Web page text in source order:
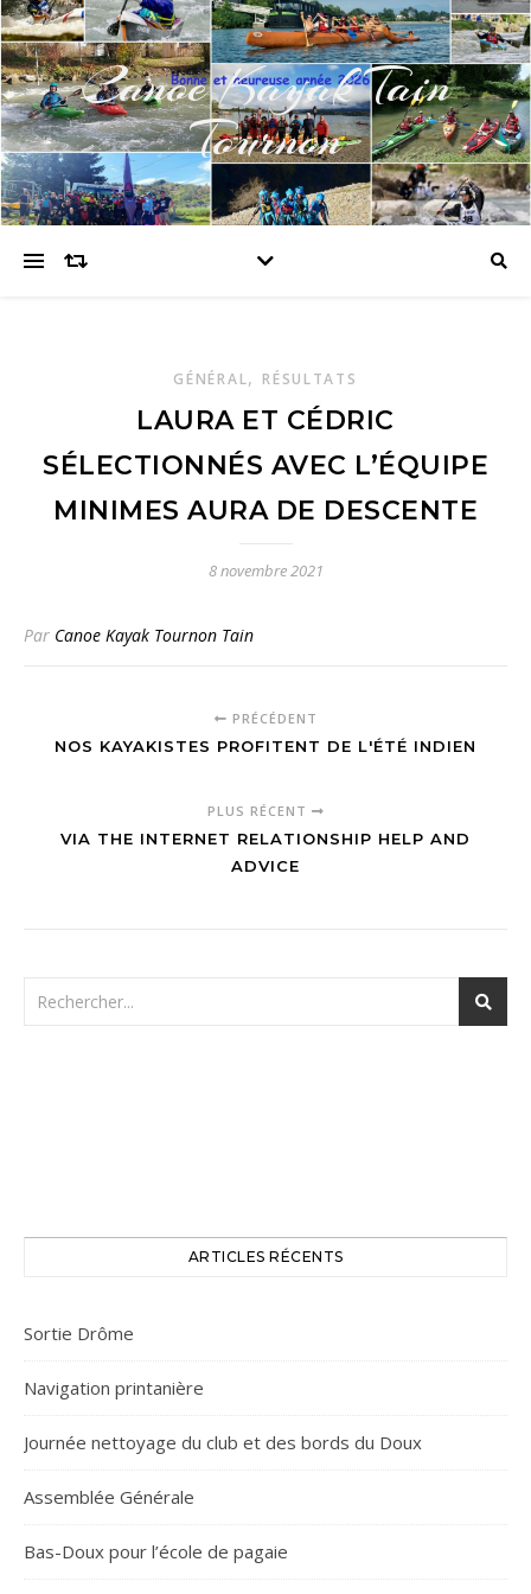
Canoe Kayak Tain
Tournon
GÉNÉRAL, RÉSULTATS
LAURA ET CÉDRIC
SÉLECTIONNÉS AVEC L’ÉQUIPE
MINIMES AURA DE DESCENTE
8 novembre 2021
Par Canoe Kayak Tournon Tain
PRÉCÉDENT
NOS KAYAKISTES PROFITENT DE L'ÉTÉ INDIEN
PLUS RÉCENT
VIA THE INTERNET RELATIONSHIP HELP AND
ADVICE
ARTICLES RÉCENTS
Sortie Drôme
Navigation printanière
Journée nettoyage du club et des bords du Doux
Assemblée Générale
Bas-Doux pour l’école de pagaie